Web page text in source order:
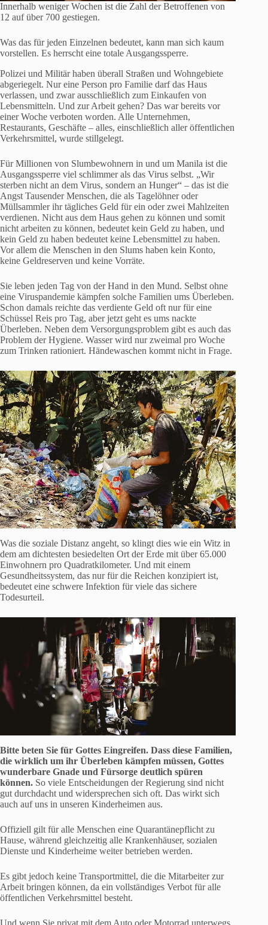
Innerhalb weniger Wochen ist die Zahl der Betroffenen von
12 auf über 700 gestiegen.
Was das für jeden Einzelnen bedeutet, kann man sich kaum
vorstellen. Es herrscht eine totale Ausgangssperre.
Polizei und Militär haben überall Straßen und Wohngebiete
abgeriegelt. Nur eine Person pro Familie darf das Haus
verlassen, und zwar ausschließlich zum Einkaufen von
Lebensmitteln. Und zur Arbeit gehen? Das war bereits vor
einer Woche verboten worden. Alle Unternehmen,
Restaurants, Geschäfte – alles, einschließlich aller öffentlichen
Verkehrsmittel, wurde stillgelegt.
Für Millionen von Slumbewohnern in und um Manila ist die
Ausgangssperre viel schlimmer als das Virus selbst. „Wir
sterben nicht an dem Virus, sondern an Hunger“ – das ist die
Angst Tausender Menschen, die als Tagelöhner oder
Müllsammler ihr tägliches Geld für ein oder zwei Mahlzeiten
verdienen. Nicht aus dem Haus gehen zu können und somit
nicht arbeiten zu können, bedeutet kein Geld zu haben, und
kein Geld zu haben bedeutet keine Lebensmittel zu haben.
Vor allem die Menschen in den Slums haben kein Konto,
keine Geldreserven und keine Vorräte.
Sie leben jeden Tag von der Hand in den Mund. Selbst ohne
eine Viruspandemie kämpfen solche Familien ums Überleben.
Schon damals reichte das verdiente Geld oft nur für eine
Schüssel Reis pro Tag, aber jetzt geht es ums nackte
Überleben. Neben dem Versorgungsproblem gibt es auch das
Problem der Hygiene. Wasser wird nur zweimal pro Woche
zum Trinken rationiert. Händewaschen kommt nicht in Frage.
Was die soziale Distanz angeht, so klingt dies wie ein Witz in
dem am dichtesten besiedelten Ort der Erde mit über 65.000
Einwohnern pro Quadratkilometer. Und mit einem
Gesundheitssystem, das nur für die Reichen konzipiert ist,
bedeutet eine schwere Infektion für viele das sichere
Todesurteil.
Bitte beten Sie für Gottes Eingreifen. Dass diese Familien,
die wirklich um ihr Überleben kämpfen müssen, Gottes
wunderbare Gnade und Fürsorge deutlich spüren
können. So viele Entscheidungen der Regierung sind nicht
gut durchdacht und widersprechen sich oft. Das wirkt sich
auch auf uns in unseren Kinderheimen aus.
Offiziell gilt für alle Menschen eine Quarantänepflicht zu
Hause, während gleichzeitig alle Krankenhäuser, sozialen
Dienste und Kinderheime weiter betrieben werden.
Es gibt jedoch keine Transportmittel, die die Mitarbeiter zur
Arbeit bringen können, da ein vollständiges Verbot für alle
öffentlichen Verkehrsmittel besteht.
Und wenn Sie privat mit dem Auto oder Motorrad unterwegs